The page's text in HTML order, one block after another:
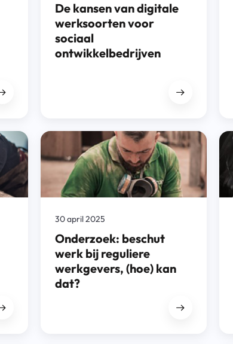
De kansen van digitale
werksoorten voor
sociaal
ontwikkelbedrijven
Onderzoek: beschut
werk bij reguliere
werkgevers, (hoe) kan
dat?
30 april 2025